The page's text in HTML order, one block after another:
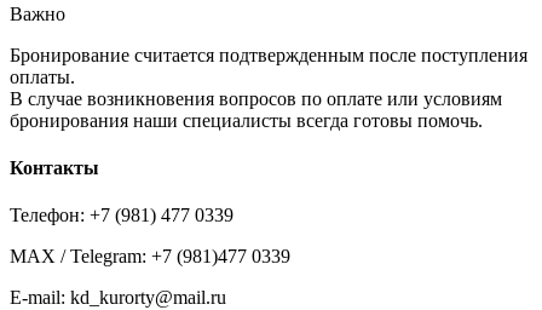
Важно
Бронирование считается подтвержденным после поступления
оплаты.
В случае возникновения вопросов по оплате или условиям
бронирования наши специалисты всегда готовы помочь.
Контакты
Телефон: +7 (981) 477 0339
MAX / Telegram: +7 (981)477 0339
E-mail: kd_kurorty@mail.ru